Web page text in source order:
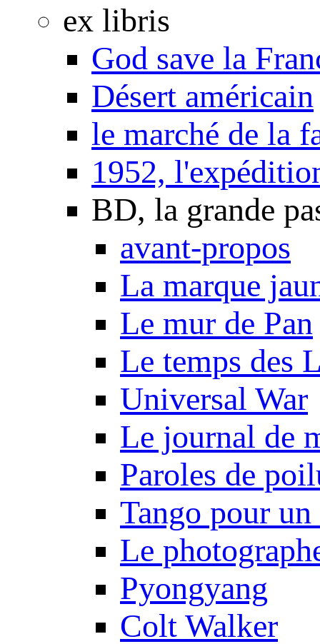
ex libris
God save la
Désert américain
le marché de la
1952,
BD, la grande
avant-propos
La marque
Le mur de Pan
Le temps des
Universal War
Le journal de
Paroles de
Tango pour
Le
Pyongyang
Colt Walker